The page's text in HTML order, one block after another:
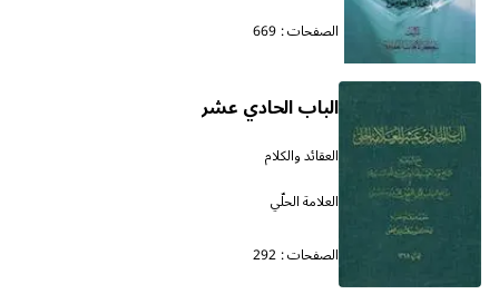
الصفحات : 669
الباب الحادي عشر
العقائد والكلام
العلامة الحلّي
الصفحات : 292